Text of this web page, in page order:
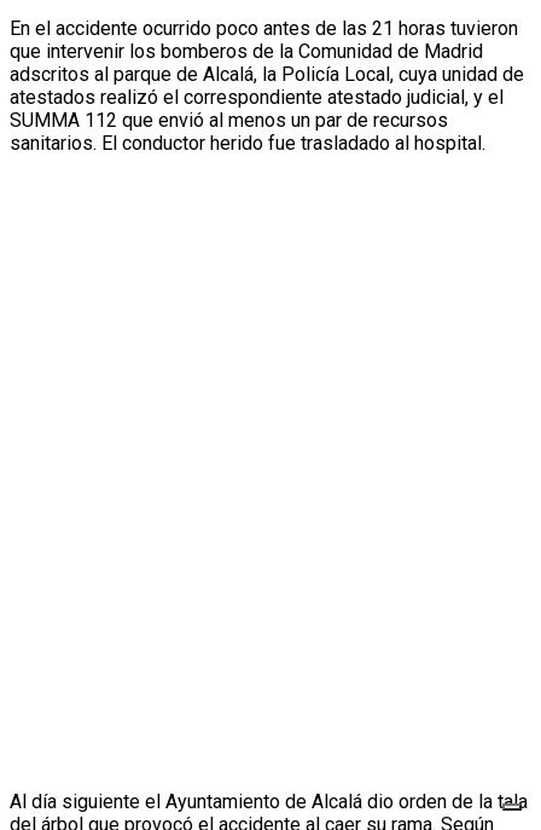
En el accidente ocurrido poco antes de las 21 horas tuvieron
que intervenir los bomberos de la Comunidad de Madrid
adscritos al parque de Alcalá, la Policía Local, cuya unidad de
atestados realizó el correspondiente atestado judicial, y el
SUMMA 112 que envió al menos un par de recursos
sanitarios. El conductor herido fue trasladado al hospital.
Al día siguiente el Ayuntamiento de Alcalá dio orden de la tala
del árbol que provocó el accidente al caer su rama. Según